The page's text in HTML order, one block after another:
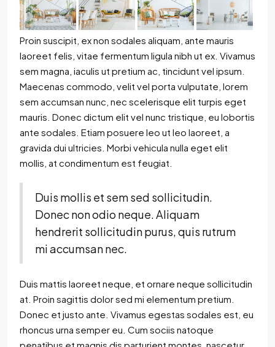
Proin suscipit, ex non sodales aliquam, ante mauris
laoreet felis, vitae fermentum ligula nibh ut ex. Vivamus
sem magna, iaculis ut pretium ac, tincidunt vel ipsum.
Maecenas commodo, velit vel porta vulputate, lorem
sem accumsan nunc, nec scelerisque elit turpis eget
mauris. Donec dictum elit vel nunc tristique, eu lobortis
ante sodales. Etiam posuere leo ut leo laoreet, a
gravida dui ultricies. Morbi vehicula nulla eget elit
mollis, at condimentum est feugiat.
Duis mollis et sem sed sollicitudin.
Donec non odio neque. Aliquam
hendrerit sollicitudin purus, quis rutrum
mi accumsan nec.
Duis mattis laoreet neque, et ornare neque sollicitudin
at. Proin sagittis dolor sed mi elementum pretium.
Donec et justo ante. Vivamus egestas sodales est, eu
rhoncus urna semper eu. Cum sociis natoque